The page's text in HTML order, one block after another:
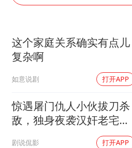
白海豚将正
黄金牛市回
杭州全市
乐享全民
这个家庭关系确实有点儿
复杂啊
如意说剧 打开APP
惊遇屠门仇人小伙拔刀杀
敌，独身夜袭汉奸老宅了
剧说侃影 打开APP